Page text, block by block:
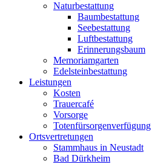
Naturbestattung
Baumbestattung
Seebestattung
Luftbestattung
Erinnerungsbaum
Memoriamgarten
Edelsteinbestattung
Leistungen
Kosten
Trauercafé
Vorsorge
Totenfürsorgenverfügung
Ortsvertretungen
Stammhaus in Neustadt
Bad Dürkheim